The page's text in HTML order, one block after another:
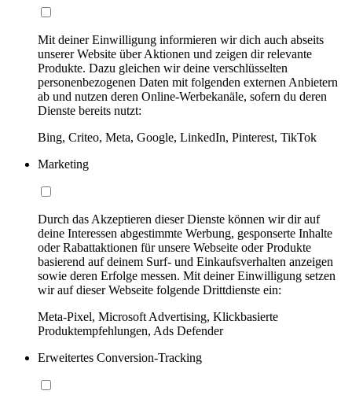
Mit deiner Einwilligung informieren wir dich auch abseits
unserer Website über Aktionen und zeigen dir relevante
Produkte. Dazu gleichen wir deine verschlüsselten
personenbezogenen Daten mit folgenden externen Anbietern
ab und nutzen deren Online-Werbekanäle, sofern du deren
Dienste bereits nutzt:
Bing, Criteo, Meta, Google, LinkedIn, Pinterest, TikTok
Marketing
Durch das Akzeptieren dieser Dienste können wir dir auf
deine Interessen abgestimmte Werbung, gesponserte Inhalte
oder Rabattaktionen für unsere Webseite oder Produkte
basierend auf deinem Surf- und Einkaufsverhalten anzeigen
sowie deren Erfolge messen. Mit deiner Einwilligung setzen
wir auf dieser Webseite folgende Drittdienste ein:
Meta-Pixel, Microsoft Advertising, Klickbasierte
Produktempfehlungen, Ads Defender
Erweitertes Conversion-Tracking